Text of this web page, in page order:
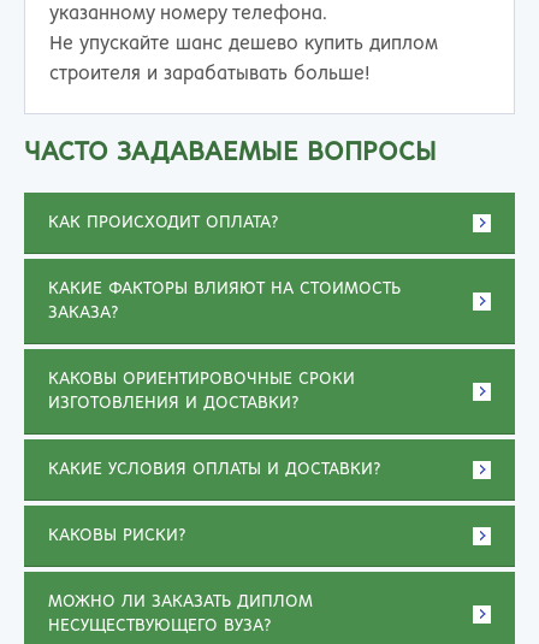
указанному номеру телефона.
Не упускайте шанс дешево купить диплом
строителя и зарабатывать больше!
ЧАСТО ЗАДАВАЕМЫЕ ВОПРОСЫ
КАК ПРОИСХОДИТ ОПЛАТА?
КАКИЕ ФАКТОРЫ ВЛИЯЮТ НА СТОИМОСТЬ
ЗАКАЗА?
КАКОВЫ ОРИЕНТИРОВОЧНЫЕ СРОКИ
ИЗГОТОВЛЕНИЯ И ДОСТАВКИ?
КАКИЕ УСЛОВИЯ ОПЛАТЫ И ДОСТАВКИ?
КАКОВЫ РИСКИ?
МОЖНО ЛИ ЗАКАЗАТЬ ДИПЛОМ
НЕСУЩЕСТВУЮЩЕГО ВУЗА?